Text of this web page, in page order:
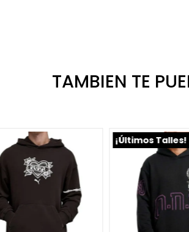
TAMBIEN TE
¡Últimos Talles!